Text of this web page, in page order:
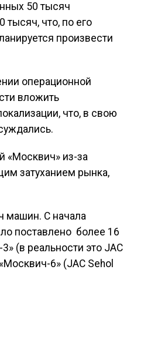
50 тысяч
тысяч, что, по его
произвести
операционной
вложить
что, в свою
«Москвич» из-за
затуханием рынка,
машин. С начала
поставлено более 16
(в реальности это JAC
6» (JAC Sehol